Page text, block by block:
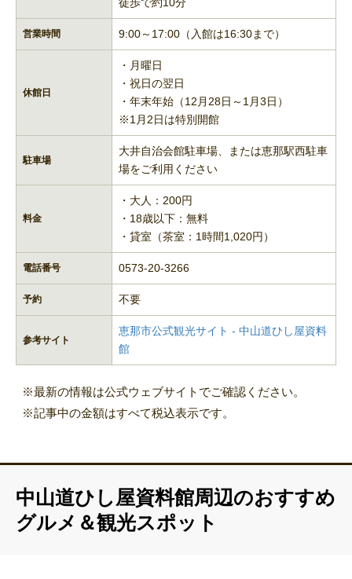
営業時間 9:00～17:00（入館は16:30まで）
休館日
・月曜日
・祝日の翌日
・年末年始（12月28日～1月3日）
※1月2日は特別開館
駐車場
大井自治会館駐車場、または恵那駅西駐車
場をご利用ください
料金
・大人：200円
・18歳以下：無料
・貸室（茶室：1時間1,020円）
電話番号 0573-20-3266
予約 不要
参考サイト
恵那市公式観光サイト - 中山道ひし屋資料
館
※最新の情報は公式ウェブサイトでご確認ください。
※記事中の金額はすべて税込表示です。
中山道ひし屋資料館周辺のおすすめ
グルメ＆観光スポット